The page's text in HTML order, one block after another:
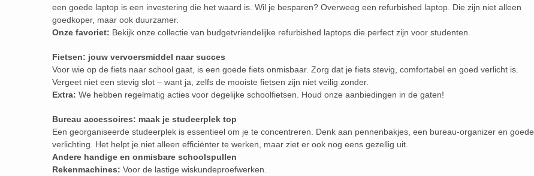
een goede laptop is een investering die het waard is. Wil je besparen? Overweeg een refurbished laptop. Die zijn niet alleen
goedkoper, maar ook duurzamer.
Onze favoriet: Bekijk onze collectie van budgetvriendelijke refurbished laptops die perfect zijn voor studenten.
Fietsen: jouw vervoersmiddel naar succes
Voor wie op de fiets naar school gaat, is een goede fiets onmisbaar. Zorg dat je fiets stevig, comfortabel en goed verlicht is.
Vergeet niet een stevig slot – want ja, zelfs de mooiste fietsen zijn niet veilig zonder.
Extra: We hebben regelmatig acties voor degelijke schoolfietsen. Houd onze aanbiedingen in de gaten!
Bureau accessoires: maak je studeerplek top
Een georganiseerde studeerplek is essentieel om je te concentreren. Denk aan pennenbakjes, een bureau-organizer en goede
verlichting. Het helpt je niet alleen efficiënter te werken, maar ziet er ook nog eens gezellig uit.
Andere handige en onmisbare schoolspullen
Rekenmachines: Voor de lastige wiskundeproefwerken.